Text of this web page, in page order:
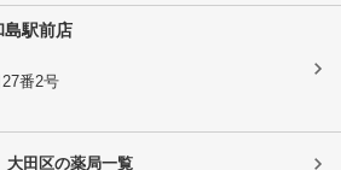
島駅前店
番2号
大田区の薬局一覧